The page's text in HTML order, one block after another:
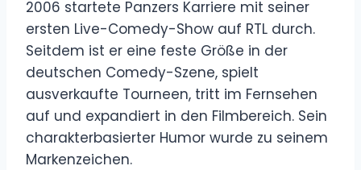
2006 startete Panzers Karriere mit seiner
ersten Live-Comedy-Show auf RTL durch.
Seitdem ist er eine feste Größe in der
deutschen Comedy-Szene, spielt
ausverkaufte Tourneen, tritt im Fernsehen
auf und expandiert in den Filmbereich. Sein
charakterbasierter Humor wurde zu seinem
Markenzeichen.